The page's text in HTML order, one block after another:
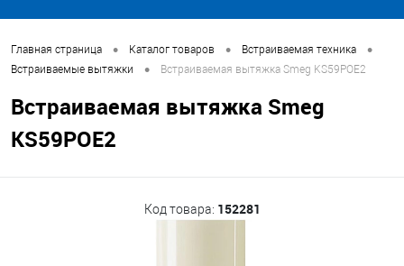
Главная страница • Каталог товаров • Встраиваемая техника •
Встраиваемые вытяжки • Встраиваемая вытяжка Smeg KS59POE2
Встраиваемая вытяжка Smeg
KS59POE2
Код товара: 152281